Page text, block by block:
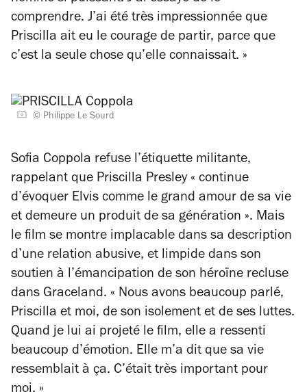
comprendre. J’ai été très impressionnée que
Priscilla ait eu le courage de partir, parce que
c’est la seule chose qu’elle connaissait. »
© Philippe Le Sourd
Sofia Coppola refuse l’étiquette militante,
rappelant que Priscilla Presley « continue
d’évoquer Elvis comme le grand amour de sa vie
et demeure un produit de sa génération ». Mais
le film se montre implacable dans sa description
d’une relation abusive, et limpide dans son
soutien à l’émancipation de son héroïne recluse
dans Graceland. « Nous avons beaucoup parlé,
Priscilla et moi, de son isolement et de ses luttes.
Quand je lui ai projeté le film, elle a ressenti
beaucoup d’émotion. Elle m’a dit que sa vie
ressemblait à ça. C’était très important pour